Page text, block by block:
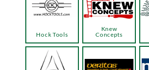
Hock Tools
Knew
Concepts